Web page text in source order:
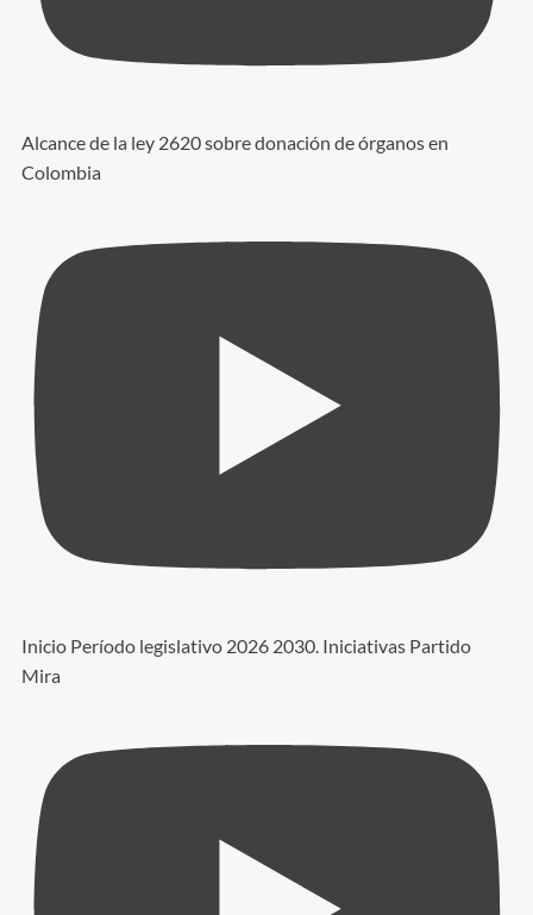
Alcance de la ley 2620 sobre donación de órganos en
Colombia
Inicio Período legislativo 2026 2030. Iniciativas Partido
Mira